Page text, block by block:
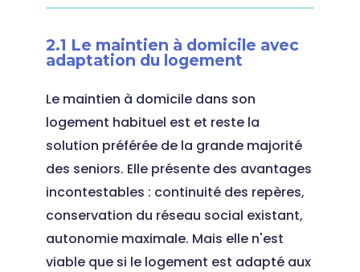
2.1 Le maintien à domicile avec
adaptation du logement
Le maintien à domicile dans son
logement habituel est et reste la
solution préférée de la grande majorité
des seniors. Elle présente des avantages
incontestables : continuité des repères,
conservation du réseau social existant,
autonomie maximale. Mais elle n'est
viable que si le logement est adapté aux